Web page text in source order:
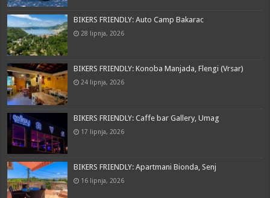
BIKERS FRIENDLY: Auto Camp Bakarac
28 lipnja, 2026
BIKERS FRIENDLY: Konoba Manjada, Flengi (Vrsar)
24 lipnja, 2026
BIKERS FRIENDLY: Caffe bar Gallery, Umag
17 lipnja, 2026
BIKERS FRIENDLY: Apartmani Bionda, Senj
16 lipnja, 2026